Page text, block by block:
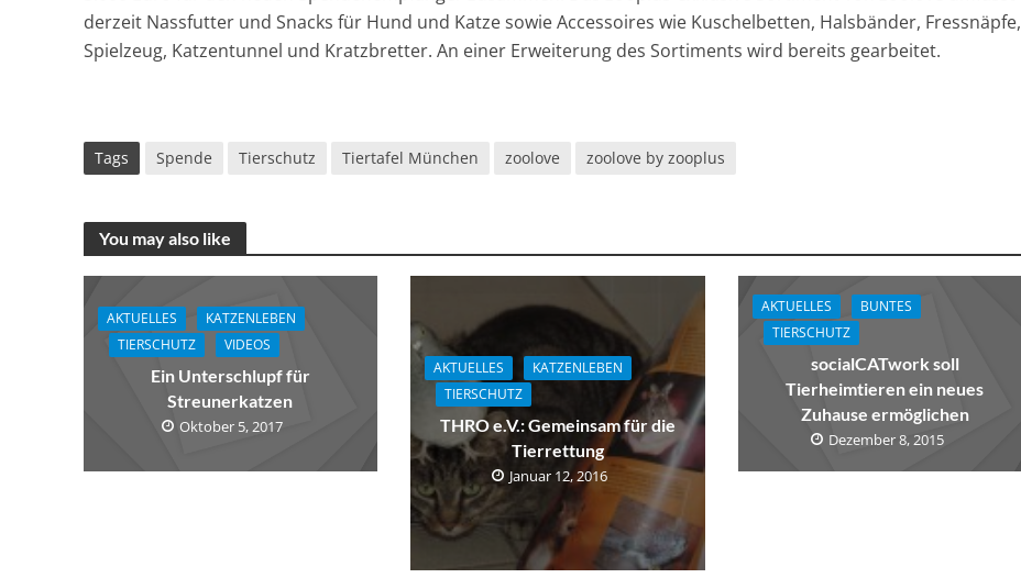
derzeit Nassfutter und Snacks für Hund und Katze sowie Accessoires wie Kuschelbetten, Halsbänder, Fressnäpfe,
Spielzeug, Katzentunnel und Kratzbretter. An einer Erweiterung des Sortiments wird bereits gearbeitet.
Tags Spende Tierschutz Tiertafel München zoolove zoolove by zooplus
You may also like
AKTUELLES
KATZENLEBEN
TIERSCHUTZ
VIDEOS
Ein Unterschlupf für
Streunerkatzen
Oktober 5, 2017
AKTUELLES
KATZENLEBEN
TIERSCHUTZ
THRO e.V.: Gemeinsam für die
Tierrettung
Januar 12, 2016
AKTUELLES
BUNTES
TIERSCHUTZ
socialCATwork soll
Tierheimtieren ein neues
Zuhause ermöglichen
Dezember 8, 2015